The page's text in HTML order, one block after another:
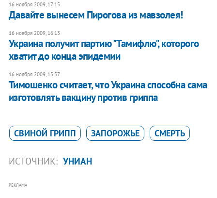
16 ноября 2009, 17:15
Давайте вынесем Пирогова из мавзолея!
16 ноября 2009, 16:13
Украина получит партию "Тамифлю", которого
хватит до конца эпидемии
16 ноября 2009, 15:57
Тимошенко считает, что Украина способна сама
изготовлять вакцину против гриппа
СВИНОЙ ГРИПП ЗАПОРОЖЬЕ СМЕРТЬ
ИСТОЧНИК: УНИАН
РЕКЛАМА